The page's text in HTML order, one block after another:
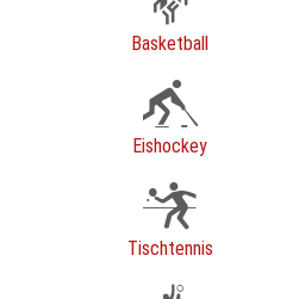
Basketball
Eishockey
Tischtennis